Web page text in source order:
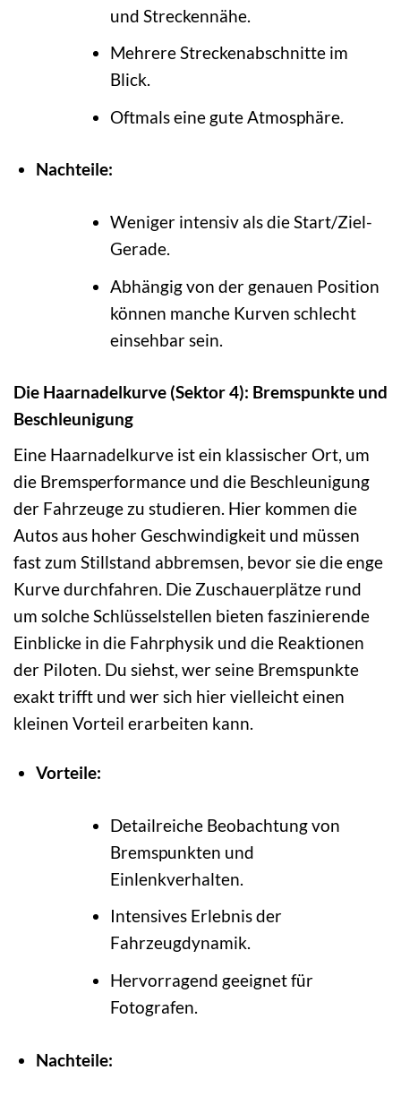
und Streckennähe.
Mehrere Streckenabschnitte im
Blick.
Oftmals eine gute Atmosphäre.
Nachteile:
Weniger intensiv als die Start/Ziel-
Gerade.
Abhängig von der genauen Position
können manche Kurven schlecht
einsehbar sein.
Die Haarnadelkurve (Sektor 4): Bremspunkte und
Beschleunigung
Eine Haarnadelkurve ist ein klassischer Ort, um
die Bremsperformance und die Beschleunigung
der Fahrzeuge zu studieren. Hier kommen die
Autos aus hoher Geschwindigkeit und müssen
fast zum Stillstand abbremsen, bevor sie die enge
Kurve durchfahren. Die Zuschauerplätze rund
um solche Schlüsselstellen bieten faszinierende
Einblicke in die Fahrphysik und die Reaktionen
der Piloten. Du siehst, wer seine Bremspunkte
exakt trifft und wer sich hier vielleicht einen
kleinen Vorteil erarbeiten kann.
Vorteile:
Detailreiche Beobachtung von
Bremspunkten und
Einlenkverhalten.
Intensives Erlebnis der
Fahrzeugdynamik.
Hervorragend geeignet für
Fotografen.
Nachteile: